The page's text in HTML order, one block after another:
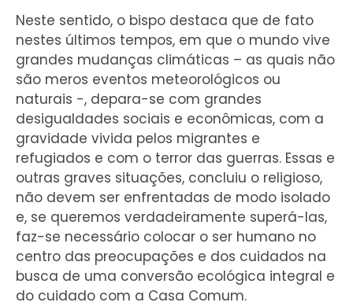
Neste sentido, o bispo destaca que de fato
nestes últimos tempos, em que o mundo vive
grandes mudanças climáticas – as quais não
são meros eventos meteorológicos ou
naturais -, depara-se com grandes
desigualdades sociais e econômicas, com a
gravidade vivida pelos migrantes e
refugiados e com o terror das guerras. Essas e
outras graves situações, concluiu o religioso,
não devem ser enfrentadas de modo isolado
e, se queremos verdadeiramente superá-las,
faz-se necessário colocar o ser humano no
centro das preocupações e dos cuidados na
busca de uma conversão ecológica integral e
do cuidado com a Casa Comum.